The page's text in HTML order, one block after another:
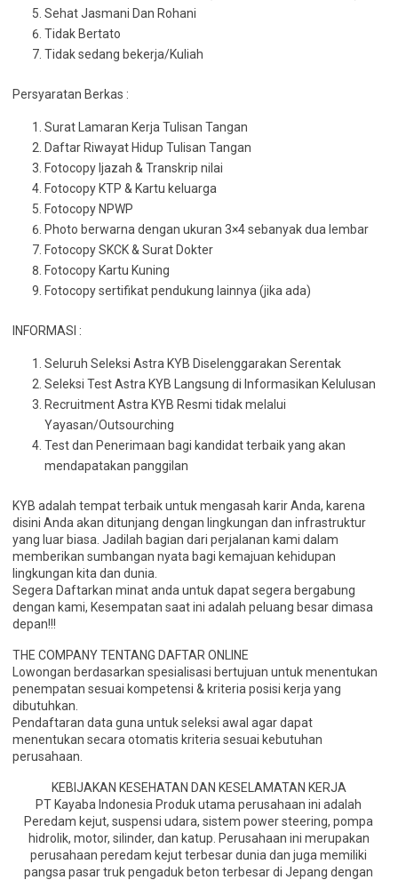
Sehat Jasmani Dan Rohani
Tidak Bertato
Tidak sedang bekerja/Kuliah
Persyaratan Berkas :
Surat Lamaran Kerja Tulisan Tangan
Daftar Riwayat Hidup Tulisan Tangan
Fotocopy Ijazah & Transkrip nilai
Fotocopy KTP & Kartu keluarga
Fotocopy NPWP
Photo berwarna dengan ukuran 3×4 sebanyak dua lembar
Fotocopy SKCK & Surat Dokter
Fotocopy Kartu Kuning
Fotocopy sertifikat pendukung lainnya (jika ada)
INFORMASI :
Seluruh Seleksi Astra KYB Diselenggarakan Serentak
Seleksi Test Astra KYB Langsung di Informasikan Kelulusan
Recruitment Astra KYB Resmi tidak melalui
Yayasan/Outsourching
Test dan Penerimaan bagi kandidat terbaik yang akan
mendapatakan panggilan
KYB adalah tempat terbaik untuk mengasah karir Anda, karena
disini Anda akan ditunjang dengan lingkungan dan infrastruktur
yang luar biasa. Jadilah bagian dari perjalanan kami dalam
memberikan sumbangan nyata bagi kemajuan kehidupan
lingkungan kita dan dunia.
Segera Daftarkan minat anda untuk dapat segera bergabung
dengan kami, Kesempatan saat ini adalah peluang besar dimasa
depan!!!
THE COMPANY TENTANG DAFTAR ONLINE
Lowongan berdasarkan spesialisasi bertujuan untuk menentukan
penempatan sesuai kompetensi & kriteria posisi kerja yang
dibutuhkan.
Pendaftaran data guna untuk seleksi awal agar dapat
menentukan secara otomatis kriteria sesuai kebutuhan
perusahaan.
KEBIJAKAN KESEHATAN DAN KESELAMATAN KERJA
PT Kayaba Indonesia Produk utama perusahaan ini adalah
Peredam kejut, suspensi udara, sistem power steering, pompa
hidrolik, motor, silinder, dan katup. Perusahaan ini merupakan
perusahaan peredam kejut terbesar dunia dan juga memiliki
pangsa pasar truk pengaduk beton terbesar di Jepang dengan